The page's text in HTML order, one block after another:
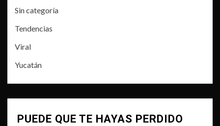
Sin categoría
Tendencias
Viral
Yucatán
PUEDE QUE TE HAYAS PERDIDO